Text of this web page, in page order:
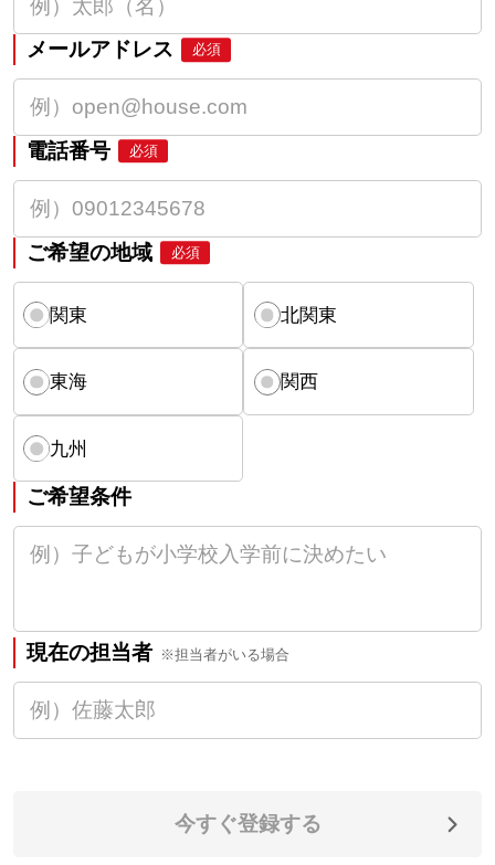
メールアドレス 必須
電話番号 必須
ご希望の地域 必須
関東 北関東
東海 関西
九州
ご希望条件
現在の担当者 ※担当者がいる場合
今すぐ登録する